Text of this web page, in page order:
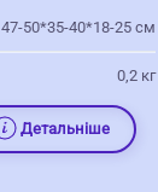
47-50*35-40*18-25 см
0,2 кг
Детальніше